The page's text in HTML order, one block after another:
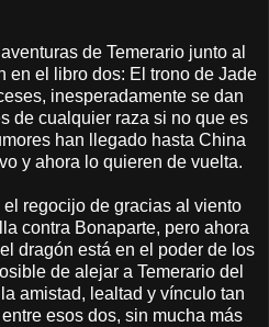
de Temerario junto al
en el libro dos: El trono de Jade
inesperadamente se dan
de cualquier raza si no que es
han llegado hasta China
y ahora lo quieren de vuelta.
regocijo de gracias al viento
contra Bonaparte, pero ahora
dragón está en el poder de los
de alejar a Temerario del
amistad, lealtad y vínculo tan
esos dos, sin mucha más